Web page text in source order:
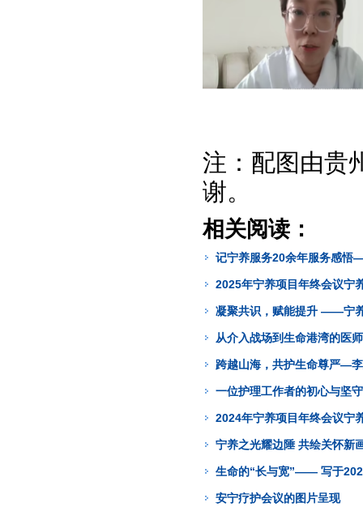
注：配图由贵
谢。
相关阅读：
记宁养服务20余年服务感
2025年宁养项目年终会议宁
凝聚共识，赋能提升 ——宁
从介入战场到生命港湾的医
跨越山海，共护生命尊严—
一位护理工作者的初心与坚
2024年宁养项目年终会议宁
宁养之光耀边陲 共绘关怀新
生命的“长与宽”—— 写于
安宁疗护会议的图片呈现